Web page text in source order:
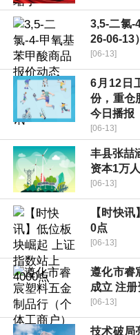
3,5-二氯-
26-06-13
[06-13]
6月12日
份，重仓
今日播报
[06-13]
丰县张喆
资本1万
[06-13]
【时快
0点
[06-13]
遵化市睿
成立 注
[06-13]
技术破局